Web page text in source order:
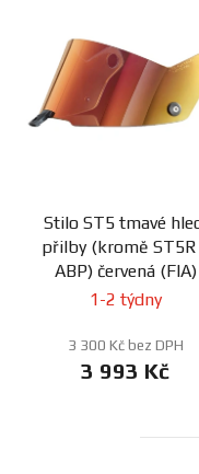
Stilo ST5 tmavé
přilby (kromě
ABP) červená (FIA)
1-2 týdny
3 300 Kč bez DPH
3 993 Kč